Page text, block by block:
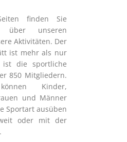
finden Sie
über unseren
Aktivitäten. Der
ist mehr als nur
die sportliche
850 Mitgliedern.
Kinder,
und Männer
Sportart ausüben
oder mit der